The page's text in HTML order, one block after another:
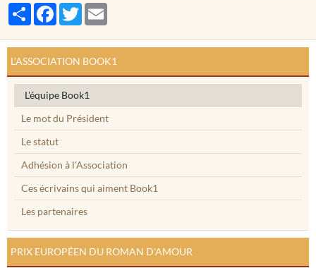
PartagerFacebook
Twitter
L'ASSOCIATION BOOK1
L'équipe Book1
Le mot du Président
Le statut
Adhésion à l'Association
Ces écrivains qui aiment Book1
Les partenaires
PRIX EUROPÉEN DU ROMAN D'AMOUR